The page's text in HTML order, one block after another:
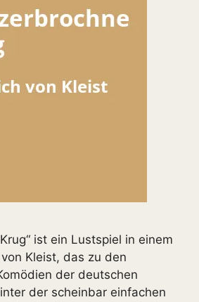
ist ein Lustspiel in einem
Kleist, das zu den
der deutschen
der scheinbar einfachen